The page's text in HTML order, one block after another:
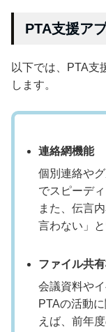
PTA支援ア
以下では、PTA支
します。
連絡網機能
個別連絡や
でスピーデ
また、伝言
言わない」
ファイル共
会議資料や
PTAの活動
えば、前年